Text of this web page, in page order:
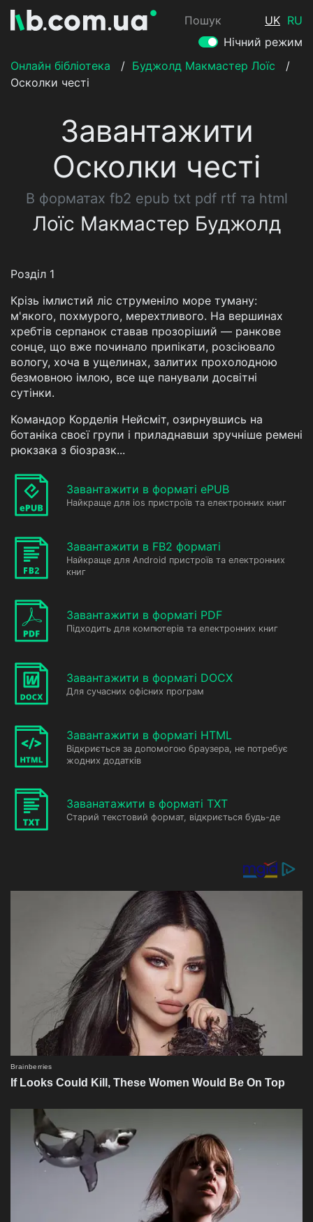
Пошук UK RU
Нічний режим
Онлайн бібліотека
/ Буджолд Макмастер Лоїс
/
Осколки честі
Завантажити
Осколки честі
В форматах fb2 epub txt pdf rtf та html
Лоїс Макмастер Буджолд
Розділ 1
Крізь імлистий ліс струменіло море туману:
м'якого, похмурого, мерехтливого. На вершинах
хребтів серпанок ставав прозоріший — ранкове
сонце, що вже починало припікати, розсіювало
вологу, хоча в ущелинах, залитих прохолодною
безмовною імлою, все ще панували досвітні
сутінки.
Командор Корделія Нейсміт, озирнувшись на
ботаніка своєї групи і приладнавши зручніше ремені
рюкзака з біозразк...
Завантажити в форматі ePUB
Найкраще для ios пристроїв та електронних книг
Завантажити в FB2 форматі
Найкраще для Android пристроїв та електронних
книг
Завантажити в форматі PDF
Підходить для компютерів та електронних книг
Завантажити в форматі DOCX
Для сучасних офісних програм
Завантажити в форматі HTML
Відкриється за допомогою браузера, не потребує
жодних додатків
Заванатажити в форматі TXT
Старий текстовий формат, відкриється будь-де